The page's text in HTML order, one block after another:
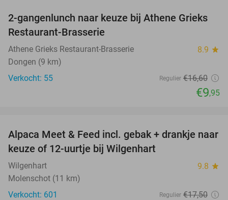
40%
2-gangenlunch naar keuze bij Athene Grieks
Restaurant-Brasserie
Athene Grieks Restaurant-Brasserie 8.9 star
Dongen (9 km)
Verkocht: 55
Regulier €16,60
€9,95
43%
Alpaca Meet & Feed incl. gebak + drankje naar
keuze of 12-uurtje bij Wilgenhart
Wilgenhart 9.8 star
Molenschot (11 km)
Verkocht: 601
Regulier €17,50